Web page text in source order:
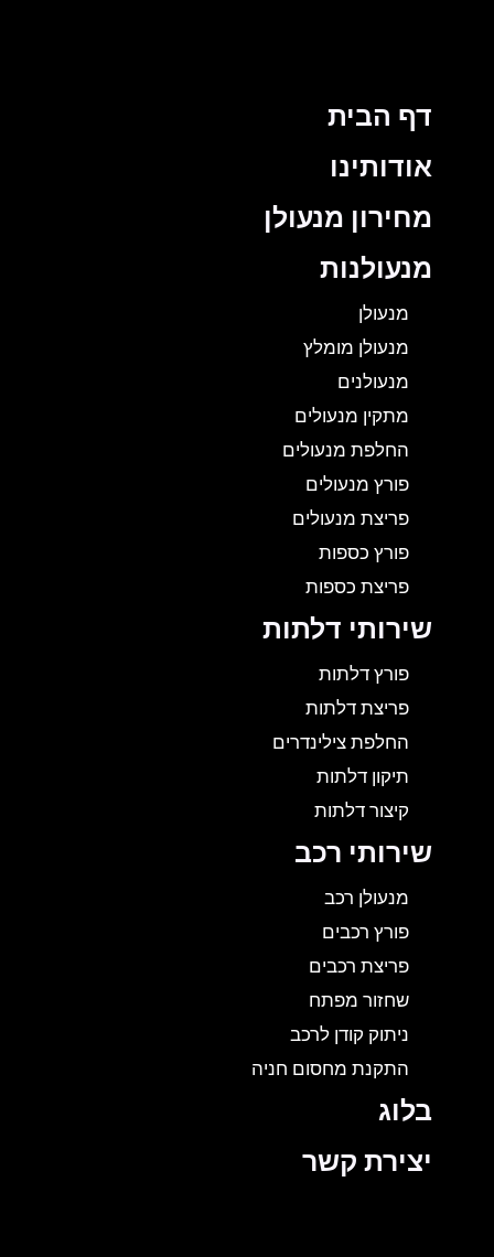
דף הבית
אודותינו
מחירון מנעולן
מנעולנות
מנעולן
מנעולן מומלץ
מנעולנים
מתקין מנעולים
החלפת מנעולים
פורץ מנעולים
פריצת מנעולים
פורץ כספות
פריצת כספות
שירותי דלתות
פורץ דלתות
פריצת דלתות
החלפת צילינדרים
תיקון דלתות
קיצור דלתות
שירותי רכב
מנעולן רכב
פורץ רכבים
פריצת רכבים
שחזור מפתח
ניתוק קודן לרכב
התקנת מחסום חניה
בלוג
יצירת קשר